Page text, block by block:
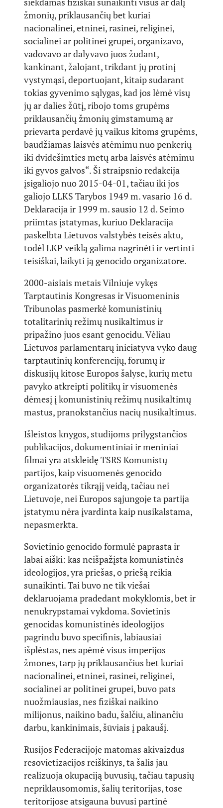
siekdamas fiziškai sunaikinti visus ar dalį
žmonių, priklausančių bet kuriai
nacionalinei, etninei, rasinei, religinei,
socialinei ar politinei grupei, organizavo,
vadovavo ar dalyvavo juos žudant,
kankinant, žalojant, trikdant jų protinį
vystymąsi, deportuojant, kitaip sudarant
tokias gyvenimo sąlygas, kad jos lėmė visų
jų ar dalies žūtį, ribojo toms grupėms
priklausančių žmonių gimstamumą ar
prievarta perdavė jų vaikus kitoms grupėms,
baudžiamas laisvės atėmimu nuo penkerių
iki dvidešimties metų arba laisvės atėmimu
iki gyvos galvos“. Ši straipsnio redakcija
įsigaliojo nuo 2015-04-01, tačiau iki jos
galiojo LLKS Tarybos 1949 m. vasario 16 d.
Deklaracija ir 1999 m. sausio 12 d. Seimo
priimtas įstatymas, kuriuo Deklaracija
paskelbta Lietuvos valstybės teisės aktu,
todėl LKP veiklą galima nagrinėti ir vertinti
teisiškai, laikyti ją genocido organizatore.
2000-aisiais metais Vilniuje vykęs
Tarptautinis Kongresas ir Visuomeninis
Tribunolas pasmerkė komunistinių
totalitarinių režimų nusikaltimus ir
pripažino juos esant genocidu. Vėliau
Lietuvos parlamentarų iniciatyva vyko daug
tarptautinių konferencijų, forumų ir
diskusijų kitose Europos šalyse, kurių metu
pavyko atkreipti politikų ir visuomenės
dėmesį į komunistinių režimų nusikaltimų
mastus, pranokstančius nacių nusikaltimus.
Išleistos knygos, studijoms prilygstančios
publikacijos, dokumentiniai ir meniniai
filmai yra atskleidę TSRS Komunistų
partijos, kaip visuomenės genocido
organizatorės tikrąjį veidą, tačiau nei
Lietuvoje, nei Europos sąjungoje ta partija
įstatymu nėra įvardinta kaip nusikalstama,
nepasmerkta.
Sovietinio genocido formulė paprasta ir
labai aiški: kas neišpažįsta komunistinės
ideologijos, yra priešas, o priešą reikia
sunaikinti. Tai buvo ne tik viešai
deklaruojama pradedant mokyklomis, bet ir
nenukrypstamai vykdoma. Sovietinis
genocidas komunistinės ideologijos
pagrindu buvo specifinis, labiausiai
išplėstas, nes apėmė visus imperijos
žmones, tarp jų priklausančius bet kuriai
nacionalinei, etninei, rasinei, religinei,
socialinei ar politinei grupei, buvo pats
nuožmiausias, nes fiziškai naikino
milijonus, naikino badu, šalčiu, alinančiu
darbu, kankinimais, šūviais į pakaušį.
Rusijos Federacijoje matomas akivaizdus
resovietizacijos reiškinys, ta šalis jau
realizuoja okupaciją buvusių, tačiau tapusių
nepriklausomomis, šalių teritorijas, tose
teritorijose atsigauna buvusi partinė